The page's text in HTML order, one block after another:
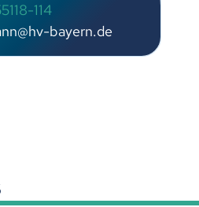
114
bayern.de